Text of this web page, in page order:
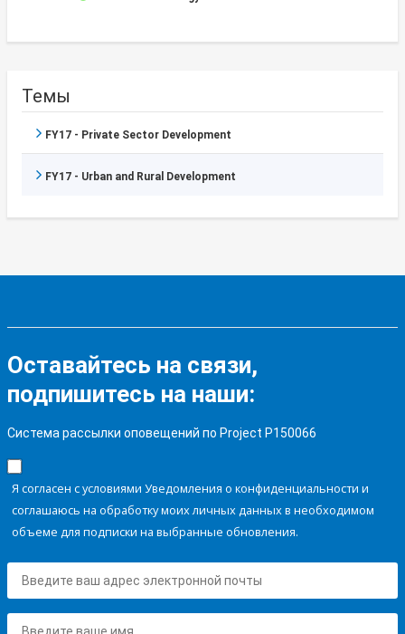
Темы
FY17 - Private Sector Development
FY17 - Urban and Rural Development
Оставайтесь на связи,
подпишитесь на наши:
Система рассылки оповещений по Project P150066
Я согласен с условиями Уведомления о конфиденциальности и
соглашаюсь на обработку моих личных данных в необходимом
объеме для подписки на выбранные обновления.